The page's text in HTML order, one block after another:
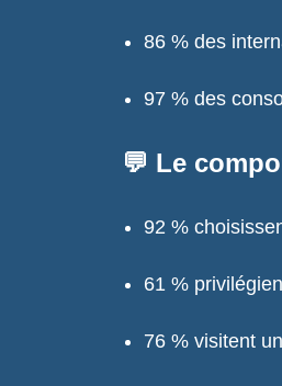
86 % des
97 % des
💬 Le
92 %
61 %
76 % visitent